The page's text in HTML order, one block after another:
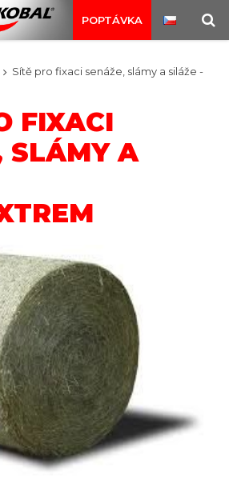
POPTÁVKA
Sítě pro fixaci senáže, slámy a siláže -
FIXACI
SLÁMY A